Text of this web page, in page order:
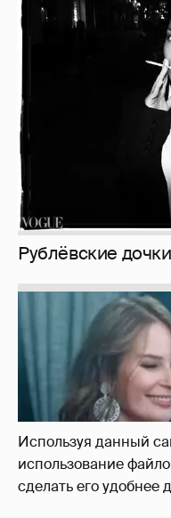
Используя данный
использование
сделать его удобнее
Рублёвские дочки
Неужели правда?